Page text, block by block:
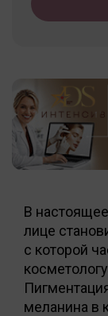
В
лице
с которой
меланина в